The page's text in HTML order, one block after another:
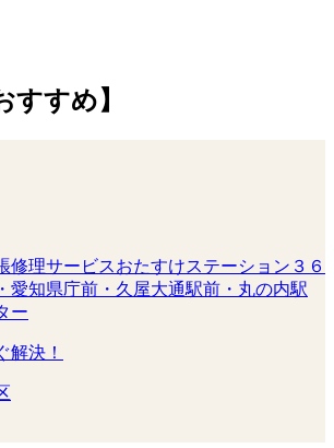
すすめ】
修理サービスおたすけステーション３６
愛知県庁前・久屋大通駅前・丸の内駅
ー
解決！